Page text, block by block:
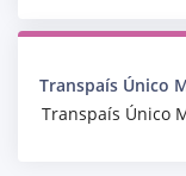
Transpaís Único
Transpaís Único